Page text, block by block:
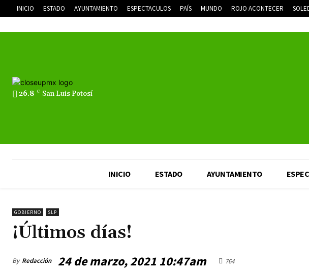
INICIO ESTADO AYUNTAMIENTO ESPECTACULOS PAÍS MUNDO ROJO ACONTECER
26.8 C San Luis Potosí
INICIO ESTADO AYUNTAMIENTO
GOBIERNO SLP
¡Últimos días!
By Redacción 24 de marzo, 2021 10:47am 764